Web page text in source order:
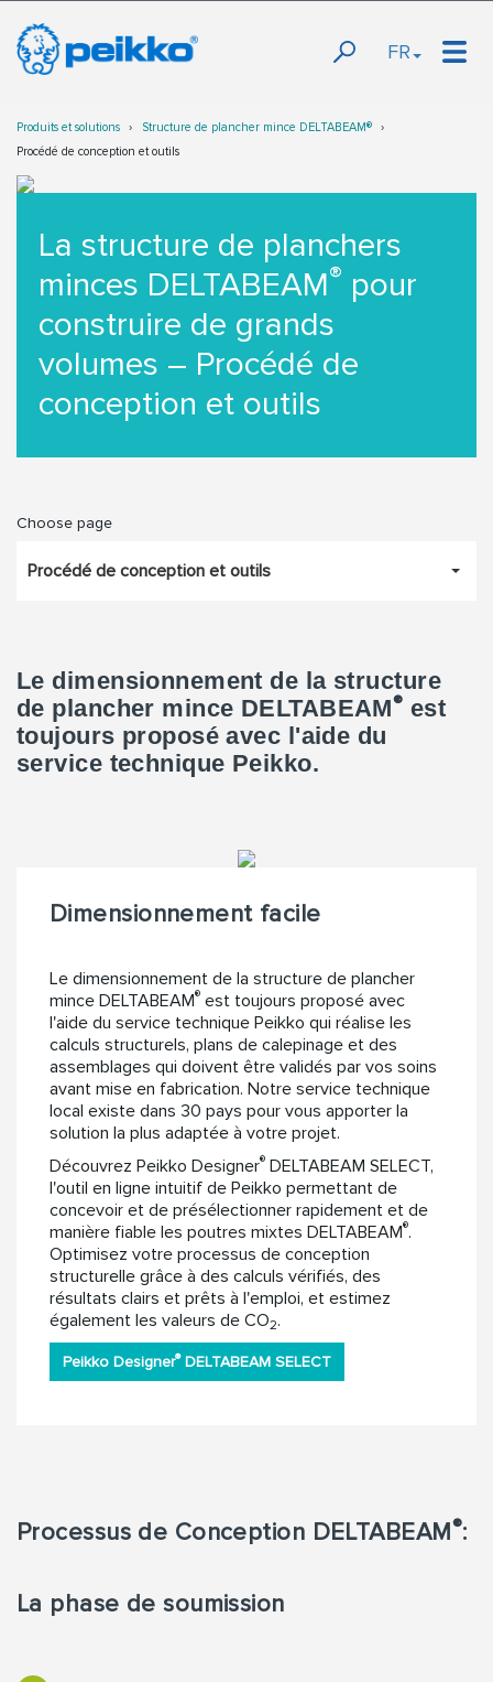
FR
Produits et solutions
Structure de plancher mince DELTABEAM®
Procédé de conception et outils
La structure de planchers
minces DELTABEAM® pour
construire de grands
volumes – Procédé de
conception et outils
Choose page
Procédé de conception et outils
Le dimensionnement de la structure
de plancher mince DELTABEAM® est
toujours proposé avec l'aide du
service technique Peikko.
Dimensionnement facile
Le dimensionnement de la structure de plancher
mince DELTABEAM® est toujours proposé avec
l'aide du service technique Peikko qui réalise les
calculs structurels, plans de calepinage et des
assemblages qui doivent être validés par vos soins
avant mise en fabrication. Notre service technique
local existe dans 30 pays pour vous apporter la
solution la plus adaptée à votre projet.
Découvrez Peikko Designer® DELTABEAM SELECT,
l'outil en ligne intuitif de Peikko permettant de
concevoir et de présélectionner rapidement et de
manière fiable les poutres mixtes DELTABEAM®.
Optimisez votre processus de conception
structurelle grâce à des calculs vérifiés, des
résultats clairs et prêts à l'emploi, et estimez
également les valeurs de CO2.
Peikko Designer®DELTABEAM SELECT
Processus de Conception DELTABEAM®:
La phase de soumission